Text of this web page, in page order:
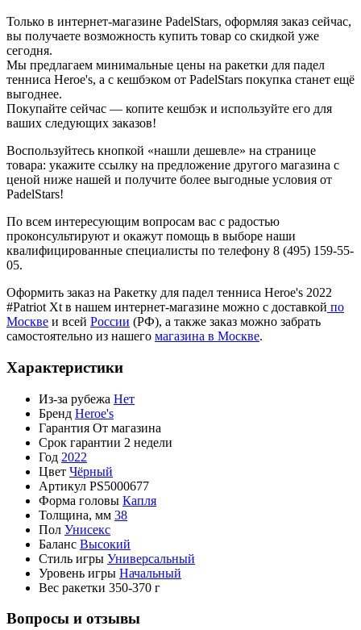
Только в интернет-магазине PadelStars, оформляя заказ сейчас,
вы получаете возможность купить товар со скидкой уже
сегодня.
Мы предлагаем минимальные цены на ракетки для падел
тенниса Heroe's, а с кешбэком от PadelStars покупка станет ещё
выгоднее.
Покупайте сейчас — копите кешбэк и используйте его для
ваших следующих заказов!
Воспользуйтесь кнопкой «нашли дешевле» на странице
товара: укажите ссылку на предложение другого магазина с
ценой ниже нашей и получите более выгодные условия от
PadelStars!
По всем интересующим вопросам вас с радостью
проконсультируют и окажут помощь в выборе наши
квалифицированные специалисты по телефону 8 (495) 159-55-
05.
Оформить заказ на Ракетку для падел тенниса Heroe's 2022
#Patriot Xt в нашем интернет-магазине можно с доставкой по
Москве и всей России (РФ), а также заказ можно забрать
самостоятельно из нашего магазина в Москве.
Характеристики
Из-за рубежа Нет
Бренд Heroe's
Гарантия От магазина
Срок гарантии 2 недели
Год 2022
Цвет Чёрный
Артикул PS5000677
Форма головы Капля
Толщина, мм 38
Пол Унисекс
Баланс Высокий
Стиль игры Универсальный
Уровень игры Начальный
Вес ракетки 350-370 г
Вопросы и отзывы